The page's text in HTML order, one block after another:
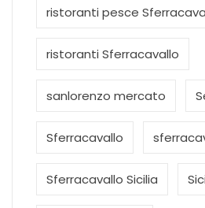
ristoranti pesce
ristoranti Sferracavallo
sanlorenzo mercato
Sferracavallo
Sferracavallo Sicilia